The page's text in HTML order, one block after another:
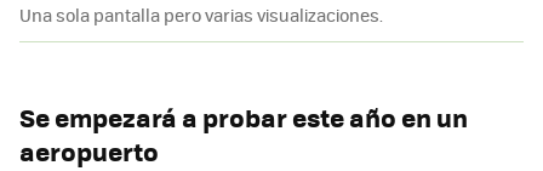
Una sola pantalla pero varias visualizaciones.
Se empezará a probar este año en un
aeropuerto